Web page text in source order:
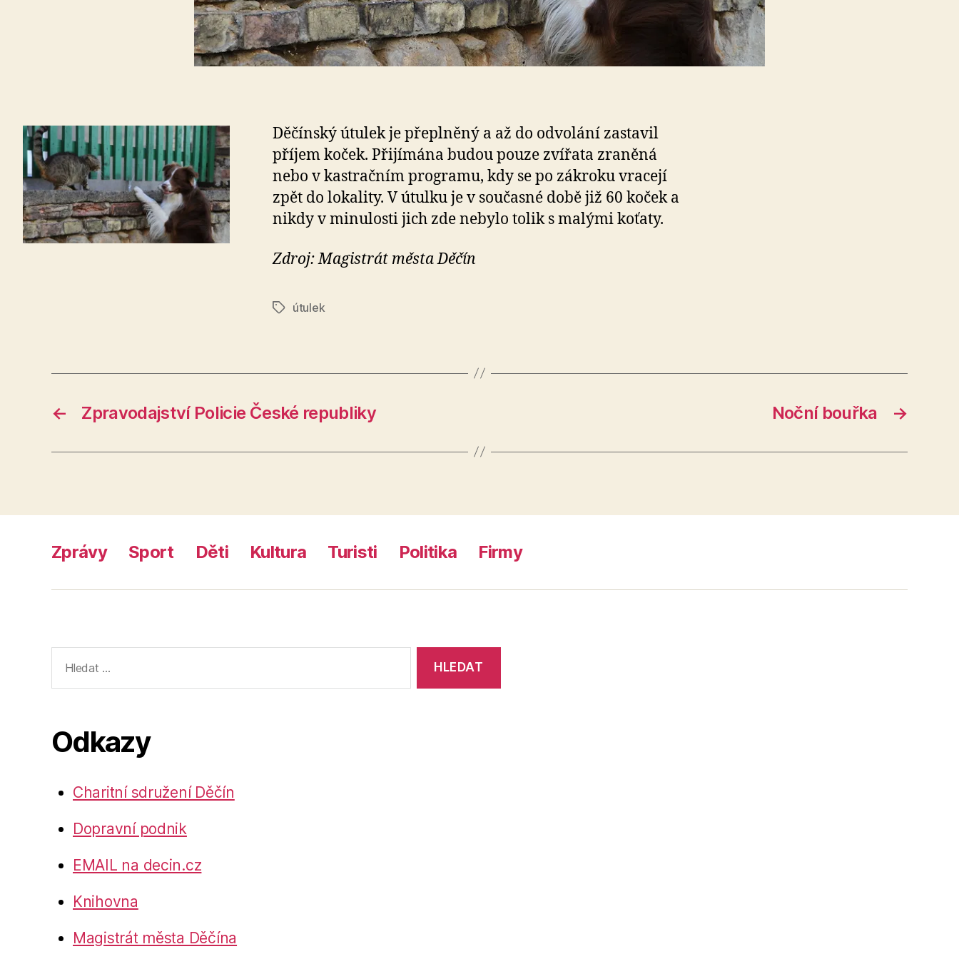
Děčínský útulek je přeplněný a až do odvolání zastavil
příjem koček. Přijímána budou pouze zvířata zraněná
nebo v kastračním programu, kdy se po zákroku vracejí
zpět do lokality. V útulku je v současné době již 60 koček a
nikdy v minulosti jich zde nebylo tolik s malými koťaty.
Zdroj: Magistrát města Děčín
Štítkyútulek
← Zpravodajství Policie České republiky →
Noční bouřka
Zprávy Sport Děti Kultura Turisti Politika Firmy
vyhledávání:
Odkazy
Charitní sdružení Děčín
Dopravní podnik
EMAIL na decin.cz
Knihovna
Magistrát města Děčína